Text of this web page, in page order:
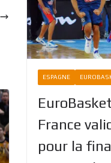
ESPAGNE
France
pour la